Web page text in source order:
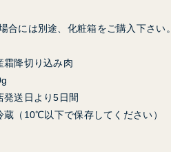
合には別途、化粧箱をご購入下さい。
霜降切り込み肉
送日より5日間
（10℃以下で保存してください）